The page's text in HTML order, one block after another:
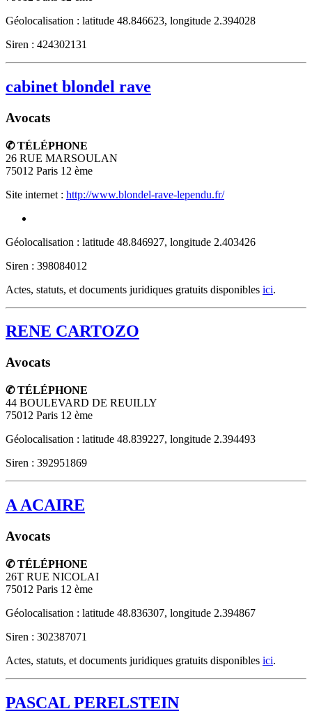
Géolocalisation : latitude 48.846623, longitude 2.394028
Siren : 424302131
cabinet blondel rave
Avocats
✆ TÉLÉPHONE
26 RUE MARSOULAN
75012 Paris 12 ème
Site internet : http://www.blondel-rave-lependu.fr/
Géolocalisation : latitude 48.846927, longitude 2.403426
Siren : 398084012
Actes, statuts, et documents juridiques gratuits disponibles ici.
RENE CARTOZO
Avocats
✆ TÉLÉPHONE
44 BOULEVARD DE REUILLY
75012 Paris 12 ème
Géolocalisation : latitude 48.839227, longitude 2.394493
Siren : 392951869
A ACAIRE
Avocats
✆ TÉLÉPHONE
26T RUE NICOLAI
75012 Paris 12 ème
Géolocalisation : latitude 48.836307, longitude 2.394867
Siren : 302387071
Actes, statuts, et documents juridiques gratuits disponibles ici.
PASCAL PERELSTEIN